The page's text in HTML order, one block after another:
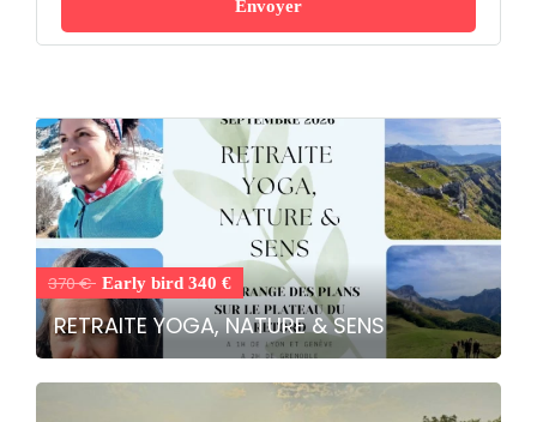
370 € Early bird 340 €
RETRAITE YOGA, NATURE & SENS